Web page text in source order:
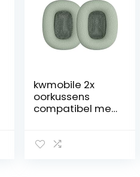
kwmobile 2x
oorkussens
compatibel met
voor